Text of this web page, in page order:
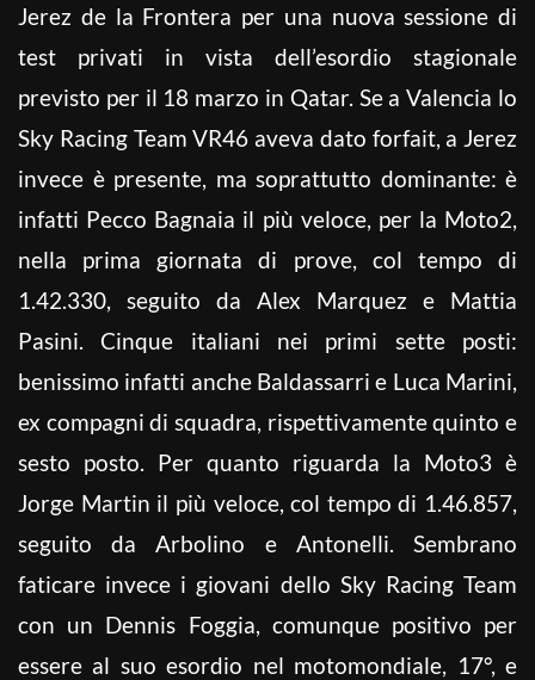
Jerez de la Frontera per una nuova sessione di
test privati in vista dell’esordio stagionale
previsto per il 18 marzo in Qatar. Se a Valencia lo
Sky Racing Team VR46 aveva dato forfait, a Jerez
invece è presente, ma soprattutto dominante: è
infatti Pecco Bagnaia il più veloce, per la Moto2,
nella prima giornata di prove, col tempo di
1.42.330, seguito da Alex Marquez e Mattia
Pasini. Cinque italiani nei primi sette posti:
benissimo infatti anche Baldassarri e Luca Marini,
ex compagni di squadra, rispettivamente quinto e
sesto posto. Per quanto riguarda la Moto3 è
Jorge Martin il più veloce, col tempo di 1.46.857,
seguito da Arbolino e Antonelli. Sembrano
faticare invece i giovani dello Sky Racing Team
con un Dennis Foggia, comunque positivo per
essere al suo esordio nel motomondiale, 17°, e